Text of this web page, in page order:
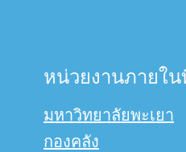
หน่วยงานภายใน
มหาวิทยาลัยพะเยา
กองคลัง